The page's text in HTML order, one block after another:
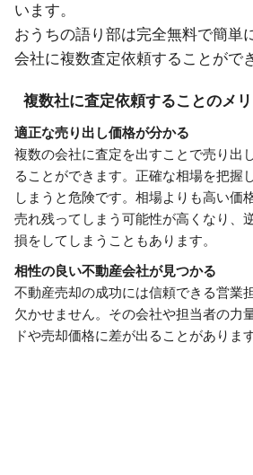
います。
おうちの語り部は完全無料で簡単
会社に複数査定依頼することがで
複数社に査定依頼することのメ
適正な売り出し価格が分かる
複数の会社に査定を出すことで売り出
ることができます。正確な相場を把握
しまうと危険です。相場よりも高い価
売れ残ってしまう可能性が高くなり、
損をしてしまうこともあります。
相性の良い不動産会社が見つかる
不動産売却の成功には信頼できる営業
欠かせません。その会社や担当者の力
ドや売却価格に差が出ることがあります